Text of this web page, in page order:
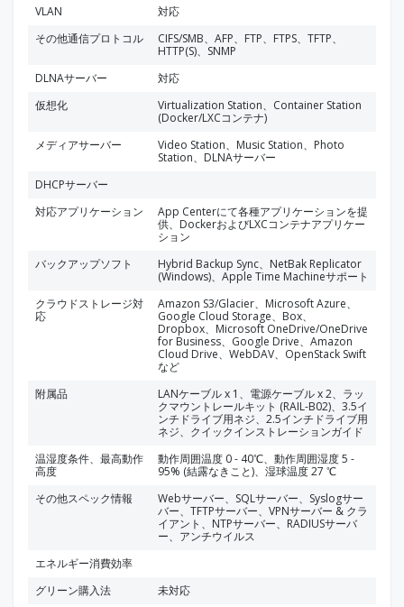
VLAN
対応
その他通信プロトコル
CIFS/SMB、AFP、FTP、FTPS、TFTP、
HTTP(S)、SNMP
DLNAサーバー
対応
仮想化
Virtualization Station、Container Station
(Docker/LXCコンテナ)
メディアサーバー
Video Station、Music Station、Photo
Station、DLNAサーバー
DHCPサーバー
対応アプリケーション
App Centerにて各種アプリケーションを提
供、DockerおよびLXCコンテナアプリケー
ション
バックアップソフト
Hybrid Backup Sync、NetBak Replicator
(Windows)、Apple Time Machineサポート
クラウドストレージ対
応
Amazon S3/Glacier、Microsoft Azure、
Google Cloud Storage、Box、
Dropbox、Microsoft OneDrive/OneDrive
for Business、Google Drive、Amazon
Cloud Drive、WebDAV、OpenStack Swift
など
附属品
LANケーブル x 1、電源ケーブル x 2、ラッ
クマウントレールキット (RAIL-B02)、3.5イ
ンチドライブ用ネジ、2.5インチドライブ用
ネジ、クイックインストレーションガイド
温湿度条件、最高動作
高度
動作周囲温度 0 - 40℃、動作周囲湿度 5 -
95% (結露なきこと)、湿球温度 27 ℃
その他スペック情報
Webサーバー、SQLサーバー、Syslogサー
バー、TFTPサーバー、VPNサーバー & クラ
イアント、NTPサーバー、RADIUSサーバ
ー、アンチウイルス
エネルギー消費効率
グリーン購入法
未対応